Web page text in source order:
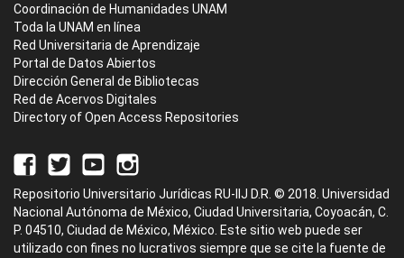
Coordinación de Humanidades UNAM
Toda la UNAM en línea
Red Universitaria de Aprendizaje
Portal de Datos Abiertos
Dirección General de Bibliotecas
Red de Acervos Digitales
Directory of Open Access Repositories
Repositorio Universitario Jurídicas RU-IIJ D.R. © 2018. Universidad
Nacional Autónoma de México, Ciudad Universitaria, Coyoacán, C.
P. 04510, Ciudad de México, México. Este sitio web puede ser
utilizado con fines no lucrativos siempre que se cite la fuente de